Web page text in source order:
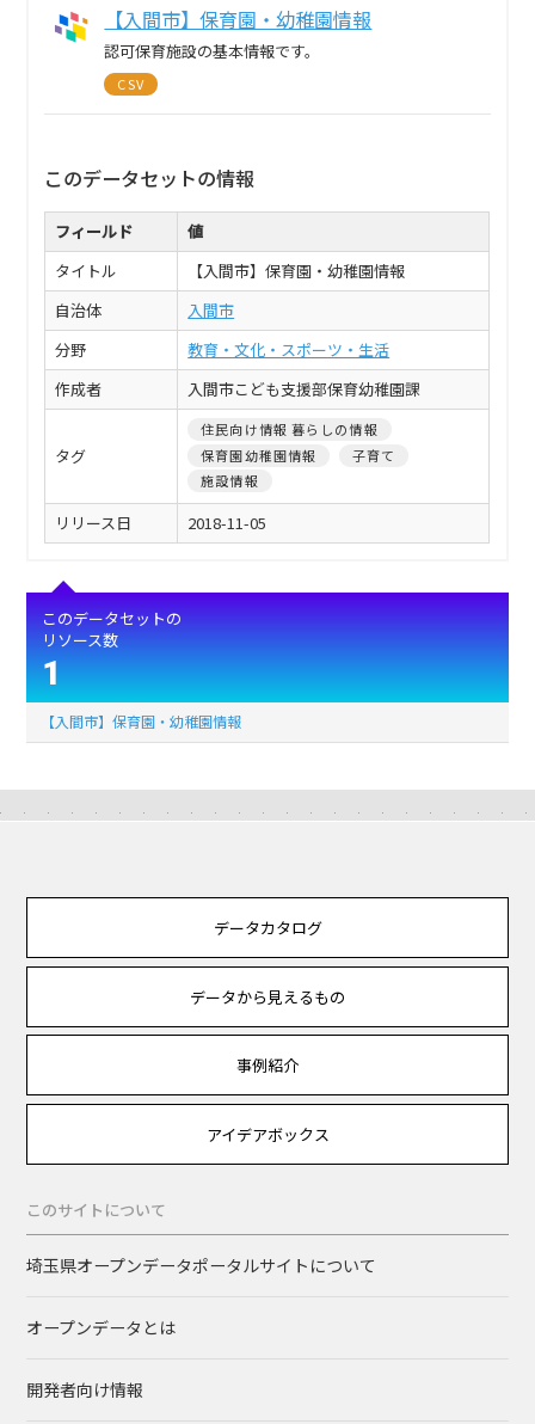
【入間市】保育園・幼稚園情報
認可保育施設の基本情報です。
CSV
このデータセットの情報
フィールド
値
タイトル
【入間市】保育園・幼稚園情報
自治体
入間市
分野
教育・文化・スポーツ・生活
作成者
入間市こども支援部保育幼稚園課
タグ
住民向け情報 暮らしの情報
保育園幼稚園情報
子育て
施設情報
リリース日 2018-11-05
このデータセットの
リソース数
1
【入間市】保育園・幼稚園情報
データカタログ
データから見えるもの
事例紹介
アイデアボックス
このサイトについて
埼玉県オープンデータポータルサイトについて
オープンデータとは
開発者向け情報